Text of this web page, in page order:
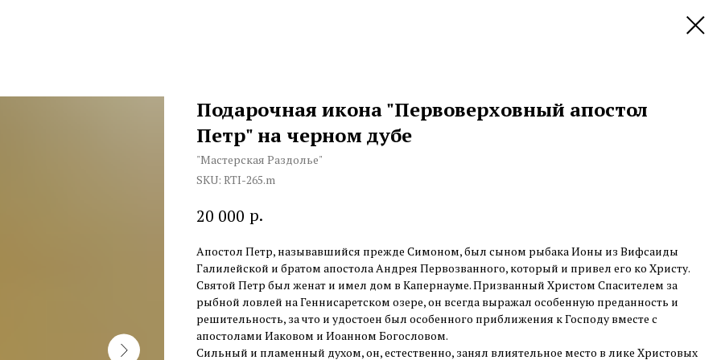
Подарочная икона "Первоверховный апостол
Петр" на черном дубе
"Мастерская Раздолье"
SKU: RTI-265.m
20 000 р.
Апостол Петр, называвшийся прежде Симоном, был сыном рыбака Ионы из Вифсаиды
Галилейской и братом апостола Андрея Первозванного, который и привел его ко Христу.
Святой Петр был женат и имел дом в Капернауме. Призванный Христом Спасителем за
рыбной ловлей на Геннисаретском озере, он всегда выражал особенную преданность и
решительность, за что и удостоен был особенного приближения к Господу вместе с
апостолами Иаковом и Иоанном Богословом.
Сильный и пламенный духом, он, естественно, занял влиятельное место в лике Христовых